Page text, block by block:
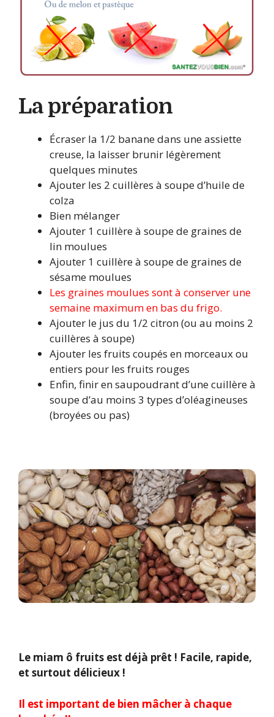
La préparation
Écraser la 1/2 banane dans une assiette
creuse, la laisser brunir légèrement
quelques minutes
Ajouter les 2 cuillères à soupe d’huile de
colza
Bien mélanger
Ajouter 1 cuillère à soupe de graines de
lin moulues
Ajouter 1 cuillère à soupe de graines de
sésame moulues
Les graines moulues sont à conserver une
semaine maximum en bas du frigo.
Ajouter le jus du 1/2 citron (ou au moins 2
cuillères à soupe)
Ajouter les fruits coupés en morceaux ou
entiers pour les fruits rouges
Enfin, finir en saupoudrant d’une cuillère à
soupe d’au moins 3 types d’oléagineuses
(broyées ou pas)
Le miam ô fruits est déjà prêt ! Facile, rapide,
et surtout délicieux !
Il est important de bien mâcher à chaque